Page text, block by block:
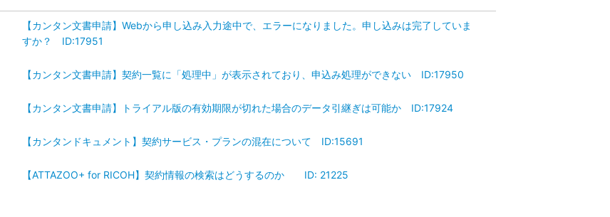
【カンタン文書申請】Webから申し込み入力途中で、エラーになりました。申し込みは完了していま
すか？ ID:17951
【カンタン文書申請】契約一覧に「処理中」が表示されており、申込み処理ができない ID:17950
【カンタン文書申請】トライアル版の有効期限が切れた場合のデータ引継ぎは可能か ID:17924
【カンタンドキュメント】契約サービス・プランの混在について ID:15691
【ATTAZOO+ for RICOH】契約情報の検索はどうするのか ID: 21225